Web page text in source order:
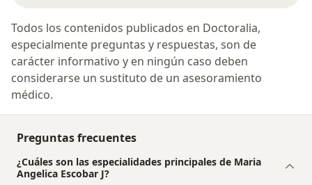
Todos los contenidos publicados en Doctoralia,
especialmente preguntas y respuestas, son de
carácter informativo y en ningún caso deben
considerarse un sustituto de un asesoramiento
médico.
Preguntas frecuentes
¿Cuáles son las especialidades principales de Maria
Angelica Escobar J?